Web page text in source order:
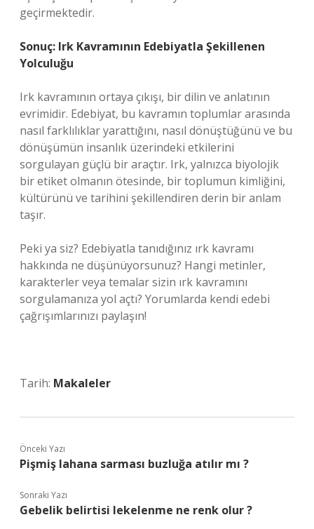
geçirmektedir.
Sonuç: Irk Kavramının Edebiyatla Şekillenen
Yolculuğu
Irk kavramının ortaya çıkışı, bir dilin ve anlatının
evrimidir. Edebiyat, bu kavramın toplumlar arasında
nasıl farklılıklar yarattığını, nasıl dönüştüğünü ve bu
dönüşümün insanlık üzerindeki etkilerini
sorgulayan güçlü bir araçtır. Irk, yalnızca biyolojik
bir etiket olmanın ötesinde, bir toplumun kimliğini,
kültürünü ve tarihini şekillendiren derin bir anlam
taşır.
Peki ya siz? Edebiyatla tanıdığınız ırk kavramı
hakkında ne düşünüyorsunuz? Hangi metinler,
karakterler veya temalar sizin ırk kavramını
sorgulamanıza yol açtı? Yorumlarda kendi edebi
çağrışımlarınızı paylaşın!
Tarih: Makaleler
Önceki Yazı
Pişmiş lahana sarması buzluğa atılır mı ?
Sonraki Yazı
Gebelik belirtisi lekelenme ne renk olur ?